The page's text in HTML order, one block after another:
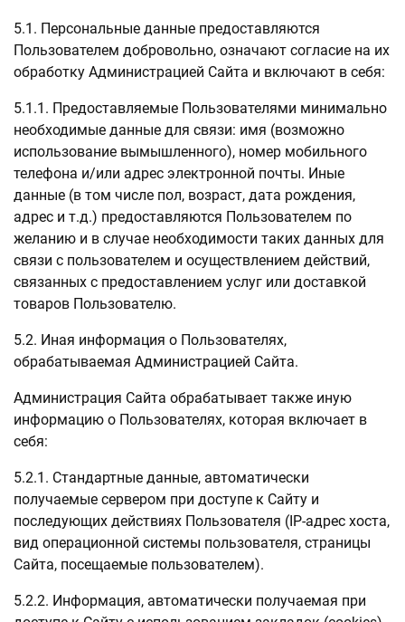
5.1. Персональные данные предоставляются
Пользователем добровольно, означают согласие на их
обработку Администрацией Сайта и включают в себя:
5.1.1. Предоставляемые Пользователями минимально
необходимые данные для связи: имя (возможно
использование вымышленного), номер мобильного
телефона и/или адрес электронной почты. Иные
данные (в том числе пол, возраст, дата рождения,
адрес и т.д.) предоставляются Пользователем по
желанию и в случае необходимости таких данных для
связи с пользователем и осуществлением действий,
связанных с предоставлением услуг или доставкой
товаров Пользователю.
5.2. Иная информация о Пользователях,
обрабатываемая Администрацией Сайта.
Администрация Сайта обрабатывает также иную
информацию о Пользователях, которая включает в
себя:
5.2.1. Стандартные данные, автоматически
получаемые сервером при доступе к Сайту и
последующих действиях Пользователя (IP-адрес хоста,
вид операционной системы пользователя, страницы
Сайта, посещаемые пользователем).
5.2.2. Информация, автоматически получаемая при